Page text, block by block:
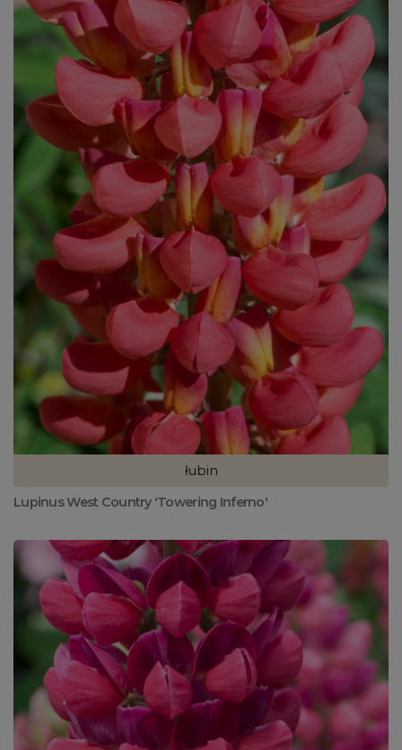
łubin
Lupinus West Country 'Towering Inferno'